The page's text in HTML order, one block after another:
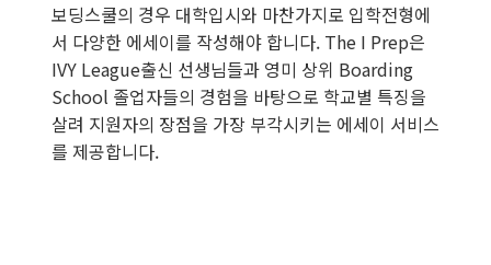
보딩스쿨의 경우 대학입시와 마찬가지로 입학전형에
서 다양한 에세이를 작성해야 합니다. The I Prep은
IVY League출신 선생님들과 영미 상위 Boarding
School 졸업자들의 경험을 바탕으로 학교별 특징을
살려 지원자의 장점을 가장 부각시키는 에세이 서비스
를 제공합니다.